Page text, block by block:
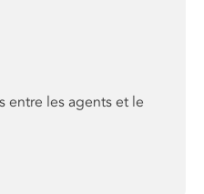
entre les agents et le